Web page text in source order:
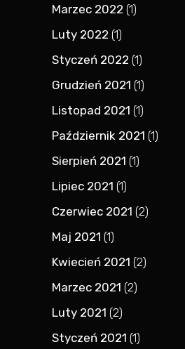
Marzec 2022 (1)
Luty 2022 (1)
Styczeń 2022 (1)
Grudzień 2021 (1)
Listopad 2021 (1)
Październik 2021 (1)
Sierpień 2021 (1)
Lipiec 2021 (1)
Czerwiec 2021 (2)
Maj 2021 (1)
Kwiecień 2021 (2)
Marzec 2021 (2)
Luty 2021 (2)
Styczeń 2021 (1)